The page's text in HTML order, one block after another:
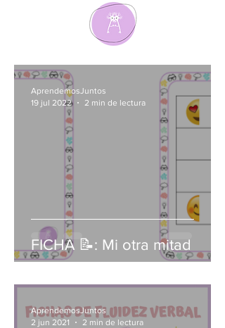
FICHA 📝: Mi otra mitad
AprendemosJuntos
19 jul 2022
2 min de lectura
AprendemosJuntos
2 jun 2021
2 min de lectura